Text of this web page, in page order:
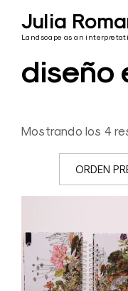
contentJulia
Landscape as an
diseño
Mostrando los 4